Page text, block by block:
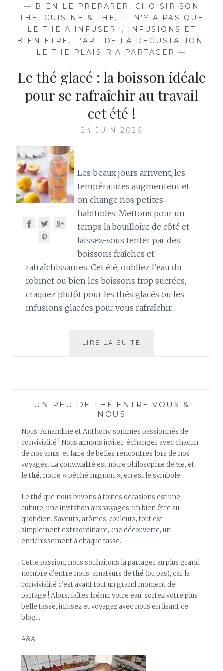
— BIEN LE PREPARER , CHOISIR SON
THE , CUISINE & THE ,
IL N’Y A PAS QUE
LE THE A INFUSER ! ,
INFUSIONS ET
BIEN ETRE , L’ART DE LA DEGUSTATION ,
LE THE PLAISIR A PARTAGER —
Le thé glacé : la boisson idéale
pour se rafraîchir au travail
cet été !
24 JUIN 2026
Les beaux jours arrivent, les
températures augmentent et
on change nos petites
habitudes. Mettons pour un
temps la bouilloire de côté et
laissez-vous tenter par des
boissons fraîches et
rafraîchissantes. Cet été, oubliez l’eau du
robinet ou bien les boissons trop sucrées,
craquez plutôt pour les thés glacés ou les
infusions glacées pour vous rafraîchir…
LIRE LA SUITE
IDÉALE
SE
RAFRAÎCHIR
AU
TRAVAIL
CET
!
UN PEU DE THÉ ENTRE VOUS &
NOUS
Nous, Amandine et Anthony, sommes passionnés de
convivialité ! Nous aimons inviter, échanger avec chacun
de nos amis, et faire de belles rencontres lors de nos
voyages. La convivialité est notre philosophie de vie, et
lethé, notre « péché mignon », en est le symbole.
Lethé que nous buvons à toutes occasions est une
culture, une invitation aux voyages, un bien être au
quotidien. Saveurs, arômes, couleurs, tout est
simplement extraordinaire, une découverte, un
enrichissement à chaque tasse.
Cette passion, nous souhaitons la partager au plus grand
nombre d’entre nous, amateurs de thé (ou pas), car la
convivialité c’est avant tout un grand moment de
partage ! Alors, faîtes frémir votre eau, sortez votre plus
belle tasse, infusez et voyagez avec nous en lisant ce
blog…
A&A